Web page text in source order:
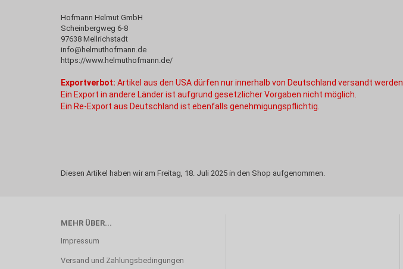
Hofmann Helmut GmbH
Scheinbergweg 6-8
97638 Mellrichstadt
info@helmuthofmann.de
https://www.helmuthofmann.de/
Exportverbot: Artikel aus den USA dürfen nur innerhalb von Deutschland versandt werden.
Ein Export in andere Länder ist aufgrund gesetzlicher Vorgaben nicht möglich.
Ein Re-Export aus Deutschland ist ebenfalls genehmigungspflichtig.
Diesen Artikel haben wir am Freitag, 18. Juli 2025 in den Shop aufgenommen.
MEHR ÜBER...
Impressum
Versand und Zahlungsbedingungen